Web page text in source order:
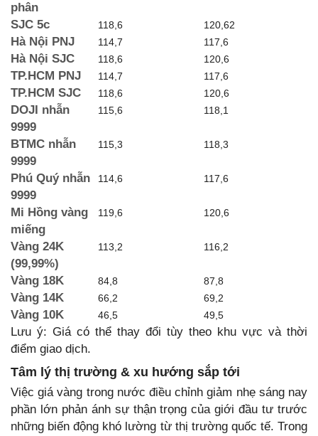
phân
SJC 5c
118,6 120,62
Hà Nội PNJ 114,7 117,6
Hà Nội SJC 118,6 120,6
TP.HCM PNJ 114,7 117,6
TP.HCM SJC 118,6 120,6
DOJI nhẫn
9999
115,6 118,1
BTMC nhẫn
9999
115,3 118,3
Phú Quý nhẫn
9999
114,6 117,6
Mi Hồng vàng
miếng
119,6 120,6
Vàng 24K
(99,99%)
113,2 116,2
Vàng 18K 84,8 87,8
Vàng 14K 66,2 69,2
Vàng 10K 46,5 49,5
Lưu ý: Giá có thể thay đổi tùy theo khu vực và thời
điểm giao dịch.
Tâm lý thị trường & xu hướng sắp tới
Việc giá vàng trong nước điều chỉnh giảm nhẹ sáng nay
phần lớn phản ánh sự thận trọng của giới đầu tư trước
những biến động khó lường từ thị trường quốc tế. Trong